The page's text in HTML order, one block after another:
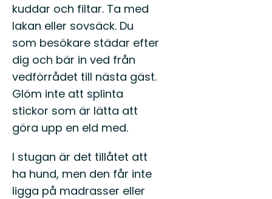
kuddar och filtar. Ta med
lakan eller sovsäck. Du
som besökare städar efter
dig och bär in ved från
vedförrådet till nästa gäst.
Glöm inte att splinta
stickor som är lätta att
göra upp en eld med.
I stugan är det tillåtet att
ha hund, men den får inte
ligga på madrasser eller